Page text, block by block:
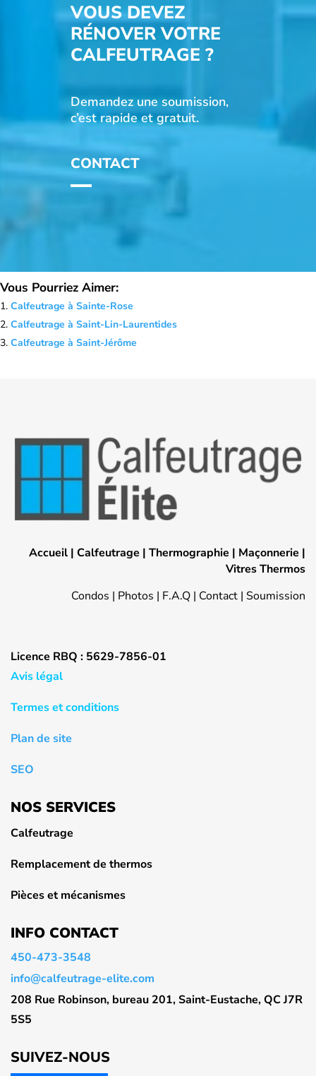
VOUS DEVEZ
RÉNOVER VOTRE
CALFEUTRAGE ?
Demandez une soumission,
c’est rapide et gratuit.
CONTACT
Vous Pourriez Aimer:
Calfeutrage à Sainte-Rose
Calfeutrage à Saint-Lin-Laurentides
Calfeutrage à Saint-Jérôme
Accueil | Calfeutrage | Thermographie | Maçonnerie |
Vitres Thermos
Condos | Photos | F.A.Q | Contact | Soumission
Licence RBQ : 5629-7856-01
Avis légal
Termes et conditions
Plan de site
SEO
NOS SERVICES
Calfeutrage
Remplacement de thermos
Pièces et mécanismes
INFO CONTACT
450-473-3548
info@calfeutrage-elite.com
208 Rue Robinson, bureau 201, Saint-Eustache, QC J7R
5S5
SUIVEZ-NOUS